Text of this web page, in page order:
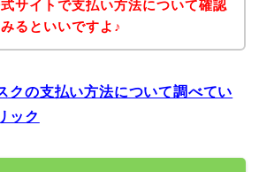
サイトで支払い方法について確認
るといいですよ♪
クの支払い方法について調べてい
ック